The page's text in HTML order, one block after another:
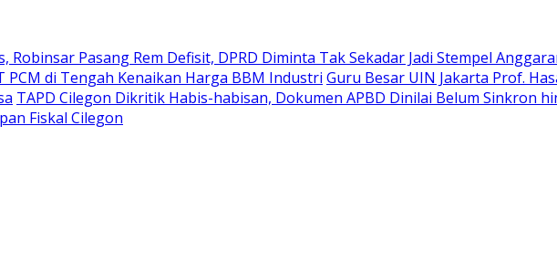
Robinsar Pasang Rem Defisit, DPRD Diminta Tak Sekadar Jadi Stempel
di Tengah Kenaikan Harga BBM Industri Guru Besar UIN Jakarta Prof.
TAPD Cilegon Dikritik Habis-habisan, Dokumen APBD Dinilai Belum Sinkron
Fiskal Cilegon